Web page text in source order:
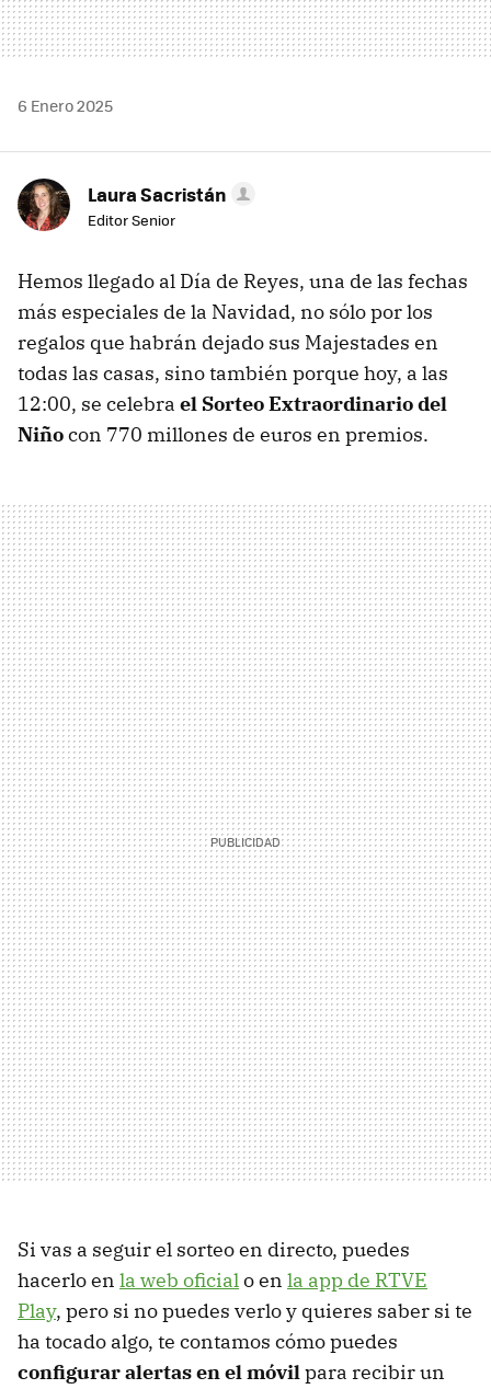
6 Enero 2025
Laura Sacristán
Editor Senior
Hemos llegado al Día de Reyes, una de las fechas
más especiales de la Navidad, no sólo por los
regalos que habrán dejado sus Majestades en
todas las casas, sino también porque hoy, a las
12:00, se celebra el Sorteo Extraordinario del
Niñocon 770 millones de euros en premios.
Si vas a seguir el sorteo en directo, puedes
hacerlo en la web oficialo en la app de RTVE
Play, pero si no puedes verlo y quieres saber si te
ha tocado algo, te contamos cómo puedes
configurar alertas en el móvilpara recibir un